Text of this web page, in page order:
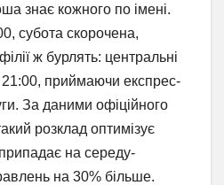
знає кожного по імені.
субота скорочена,
ж бурлять: центральні
21:00, приймаючи експрес-
За даними офіційного
розклад оптимізує
на середу-
на 30% більше.